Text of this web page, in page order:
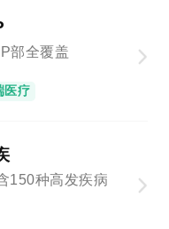
部全覆盖
医疗
150种高发疾病